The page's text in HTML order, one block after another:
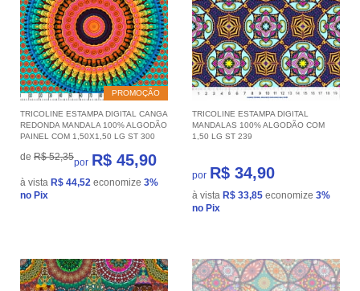
PROMOÇÃO
TRICOLINE ESTAMPA DIGITAL CANGA
REDONDA MANDALA 100% ALGODÃO
PAINEL COM 1,50X1,50 LG ST 300
de R$ 52,35por R$ 45,90
à vista R$ 44,52 economize 3%
no Pix
TRICOLINE ESTAMPA DIGITAL
MANDALAS 100% ALGODÃO COM
1,50 LG ST 239
por R$ 34,90
à vista R$ 33,85 economize 3%
no Pix